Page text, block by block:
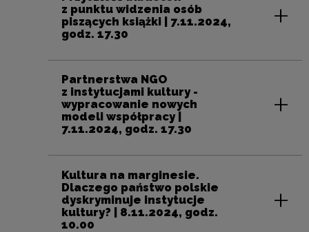
z punktu widzenia osób
piszących książki | 7.11.2024,
godz. 17.30
Partnerstwa NGO
z instytucjami kultury -
wypracowanie nowych
modeli współpracy |
7.11.2024, godz. 17.30
Kultura na marginesie.
Dlaczego państwo polskie
dyskryminuje instytucje
kultury? | 8.11.2024, godz.
10.00